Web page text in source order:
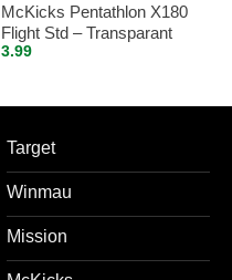
McKicks Pentathlon X180
Flight Std – Transparant
3.99
Target
Winmau
Mission